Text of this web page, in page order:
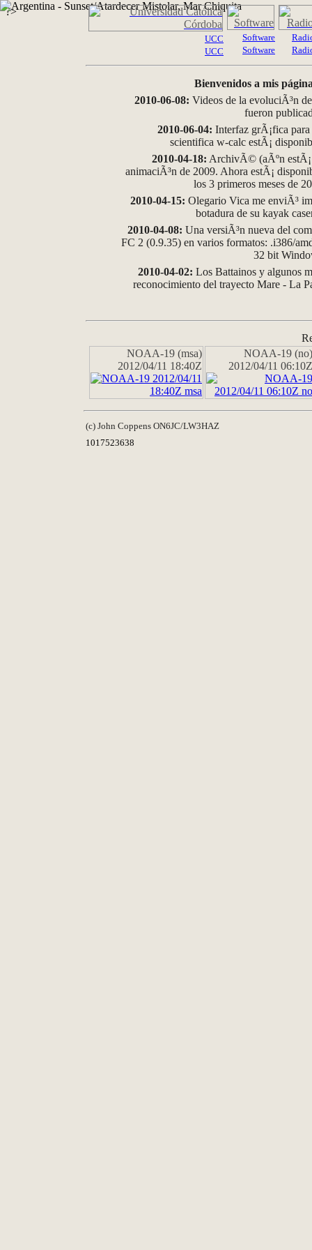
?>
UCC
UCC
Software
Software
Bienvenidos a mis
2010-06-08: Videos de la evoluciÃ³n
fueron
2010-06-04: Interfaz grÃ¡fica
scientifica w-calc estÃ¡
2010-04-18: ArchivÃ© (aÃºn
animaciÃ³n de 2009. Ahora estÃ¡
los 3 primeros meses de
2010-04-15: Olegario Vica me enviÃ³
botadura de su kayak
2010-04-08: Una versiÃ³n nueva del
FC 2 (0.9.35) en varios formatos: .i386/
32 bit
2010-04-02: Los Battainos y algunos
reconocimiento del trayecto Mare - La
NOAA-19 (msa)
2012/04/11 18:40Z
NOAA-19 (no)
2012/04/11 06:10Z
(c) John Coppens ON6JC/LW3HAZ
1017523638